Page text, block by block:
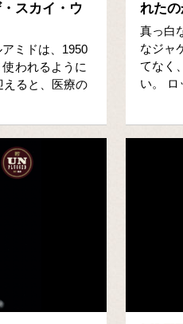
スカイ・ウ
ミドは、1950
われるように
えると、医療の
れたの
真っ白
なジャ
てなく
い。